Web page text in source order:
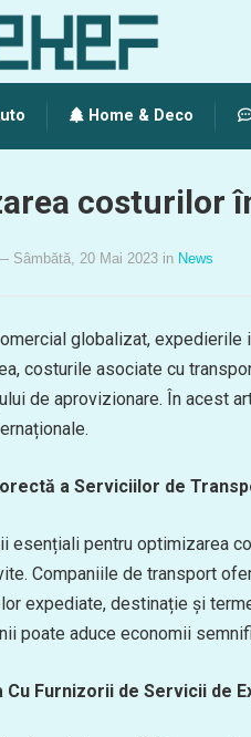
Home & Deco
costurilor
Sâmbătă, 20 Mai 2023 in News
globalizat,
costurile asociate cu
de aprovizionare. În acest
a Serviciilor de
esențiali pentru optimizarea
Companiile de transport
expediate, destinație și
poate aduce economii
Cu Furnizorii de Servicii de